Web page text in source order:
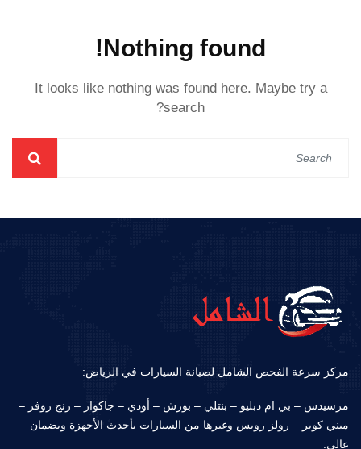
Nothing found!
It looks like nothing was found here. Maybe try a
search?
مركز سرعة الفحص الشامل لصيانة السيارات في الرياض:
مرسيدس – بي ام دبليو – بنتلي – بورش – أودي – جاكوار – رنج روفر –
ميني كوبر – رولز رويس وغيرها من السيارات بأحدث الأجهزة وبضمان
عالي.